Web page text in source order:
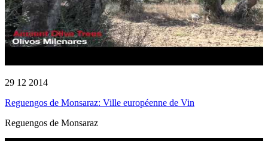
29 12 2014
Reguengos de Monsaraz: Ville européenne de Vin
Reguengos de Monsaraz